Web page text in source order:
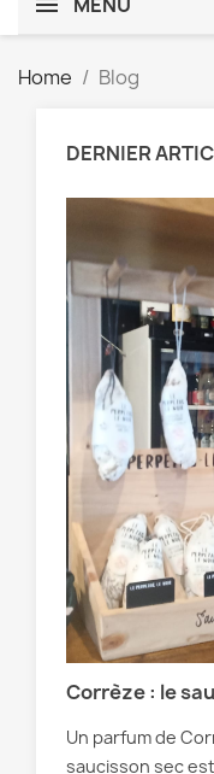
Home Blog
DERNIER
Corrèze : le
Un parfum de
saucisson sec